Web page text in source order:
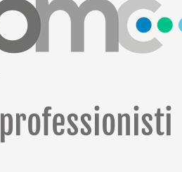
I professionisti